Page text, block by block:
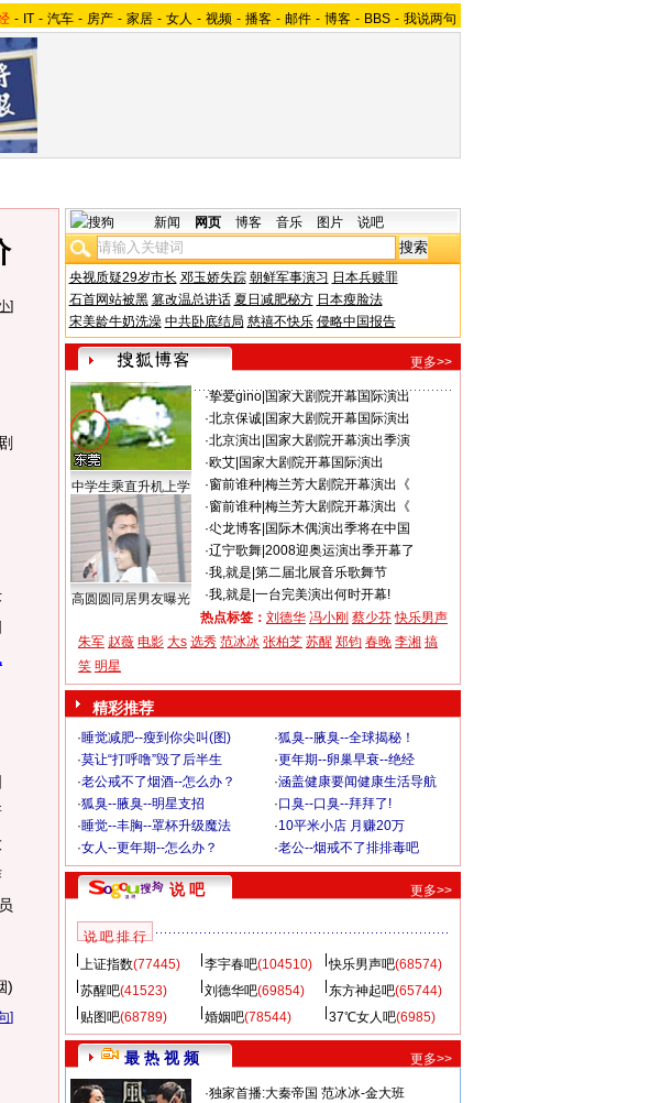
- IT - 汽车 - 房产 - 家居 - 女人 - 视频 - 播客 - 邮件 - 博客 - BBS - 我说两句
]
)
]
新闻 网页 博客 音乐 图片 说吧
央视质疑29岁市长 邓玉娇失踪 朝鲜军事演习 日本兵赎罪
石首网站被黑 篡改温总讲话 夏日减肥秘方 日本瘦脸法
宋美龄牛奶洗澡 中共卧底结局 慈禧不快乐 侵略中国报告
更多>>
中学生乘直升机上学
高圆圆同居男友曝光
·挚爱gino| 国家大剧院开幕国际演出
·北京保诚| 国家大剧院开幕国际演出
·北京演出 国家大剧院开幕演出季演
·欧艾| 国家大剧院开幕国际演出
·窗前谁种| 梅兰芳大剧院开幕演出《
·窗前谁种| 梅兰芳大剧院开幕演出《
·尐龙博客| 国际木偶演出季将在中国
·辽宁歌舞| 2008迎奥运演出季开幕了
·我,就是 第二届北展音乐歌舞节
·我,就是 一台完美演出何时开幕!
热点标签： 刘德华 冯小刚 蔡少芬 快乐男声
朱军 赵薇 电影 大s 选秀 范冰冰 张柏芝 苏醒 郑钧 春晚 李湘 搞
笑 明星
精彩推荐
·睡觉减肥--瘦到你尖叫(图) ·狐臭--腋臭--全球揭秘！
·莫让“打呼噜”毁了后半生 ·更年期--卵巢早衰--绝经
·老公戒不了烟酒--怎么办？ ·涵盖健康要闻健康生活导航
·狐臭--腋臭--明星支招 ·口臭--口臭--拜拜了!
·睡觉--丰胸--罩杯升级魔法 ·10平米小店 月赚20万
·女人--更年期--怎么办？ ·老公--烟戒不了排排毒吧
说 吧 更多>>
说 吧 排 行
上证指数(77445) 李宇春吧(104510) 快乐男声吧(68574)
苏醒吧(41523) 刘德华吧(69854) 东方神起吧(65744)
贴图吧(68789) 婚姻吧(78544) 37℃女人吧(6985)
最 热 视 频 更多>>
·独家首播:大秦帝国 范冰冰-金大班